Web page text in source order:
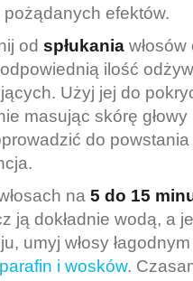
efektów.
od spłukania włosów
ilość
Użyj jej do
masując skórę głowy
do
na 5 do 15
ją dokładnie wodą, a
umyj włosy
i wosków.